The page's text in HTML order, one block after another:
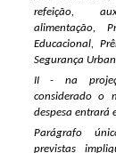
refeição,
alimentação,
Educacional,
Segurança
II - na
considerado o
despesa entrará
Parágrafo
previstas